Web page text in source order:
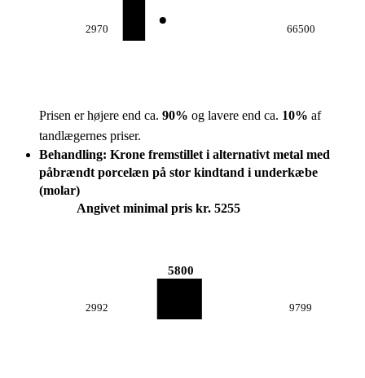
2970 66500
Prisen er højere end ca. 90% og lavere end ca. 10% af
tandlægernes priser.
Behandling: Krone fremstillet i alternativt metal med
påbrændt porcelæn på stor kindtand i underkæbe
(molar)
Angivet minimal pris kr. 5255
2992
5800
9799